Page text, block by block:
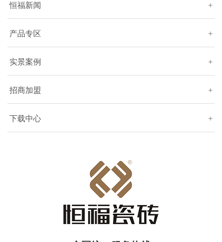
恒福新闻 +
产品专区 +
实景案例 +
招商加盟 +
下载中心 +